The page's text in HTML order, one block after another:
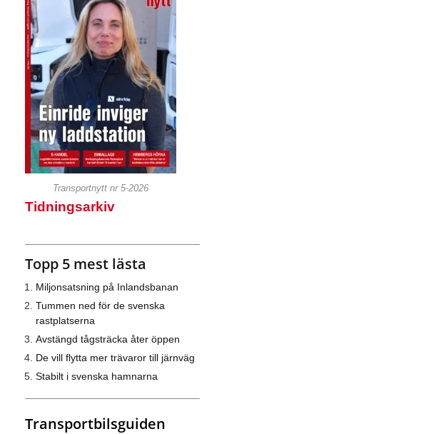
Transportnytt nr 5-2026
Tidningsarkiv
Topp 5 mest lästa
Miljonsatsning på Inlandsbanan
Tummen ned för de svenska
rastplatserna
Avstängd tågsträcka åter öppen
De vill flytta mer trävaror till järnväg
Stabilt i svenska hamnarna
Transportbilsguiden